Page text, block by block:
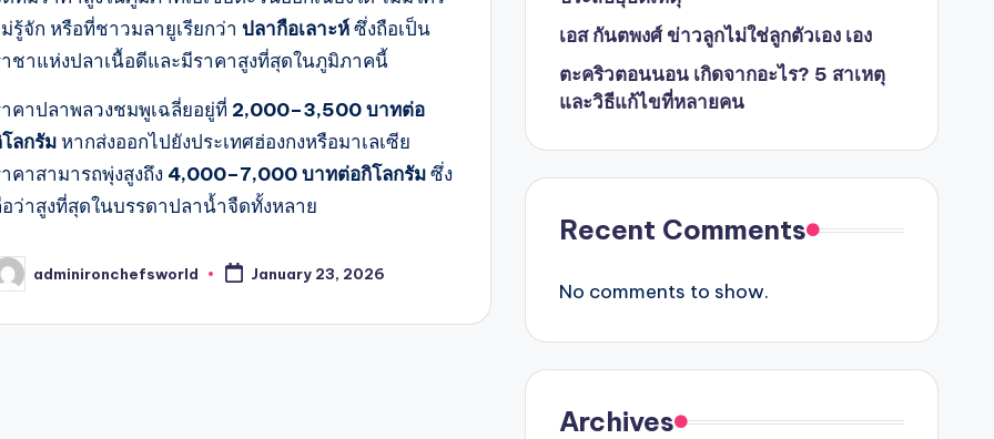
รู้จัก หรือที่ชาวมลายูเรียกว่าปลากือเลาะห์ซึ่งถือเป็น
ชาแห่งปลาเนื้อดีและมีราคาสูงที่สุดในภูมิภาคนี้
คาปลาพลวงชมพูเฉลี่ยอยู่ที่ 2,000–3,500 บาทต่อ
ลกรัม หากส่งออกไปยังประเทศฮ่องกงหรือมาเลเซีย
คาสามารถพุ่งสูงถึง 4,000–7,000 บาทต่อกิโลกรัมซึ่ง
ว่าสูงที่สุดในบรรดาปลาน้ำจืดทั้งหลาย
adminironchefsworld January 23, 2026
เอส กันตพงศ์ ข่าวลูกไม่ใช่ลูกตัวเอง เอง
ตะคริวตอนนอน เกิดจากอะไร? 5 สาเหตุ
และวิธีแก้ไขที่หลายคน
Recent Comments
No comments to show.
Archives